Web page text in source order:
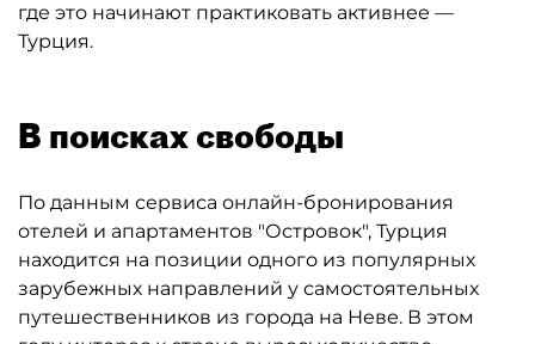
где это начинают практиковать активнее —
Турция.
В поисках свободы
По данным сервиса онлайн-бронирования
отелей и апартаментов "Островок", Турция
находится на позиции одного из популярных
зарубежных направлений у самостоятельных
путешественников из города на Неве. В этом